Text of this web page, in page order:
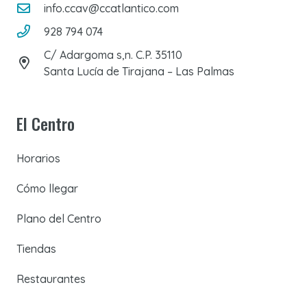
info.ccav@ccatlantico.com
928 794 074
C/ Adargoma s,n. C.P. 35110
Santa Lucía de Tirajana – Las Palmas
El Centro
Horarios
Cómo llegar
Plano del Centro
Tiendas
Restaurantes